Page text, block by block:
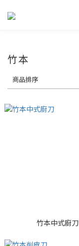
竹本
商品排序
竹本中式廚刀